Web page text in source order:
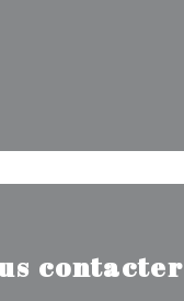
contacter